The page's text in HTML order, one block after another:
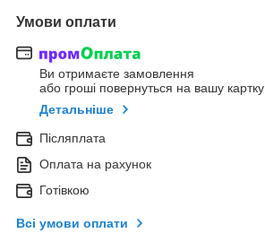
Умови оплати
Ви отримаєте замовлення
або гроші повернуться на вашу картку
Детальніше
Післяплата
Оплата на рахунок
Готівкою
Всі умови оплати